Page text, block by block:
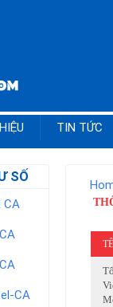
TIN TỨC
SỐ
CA
CA